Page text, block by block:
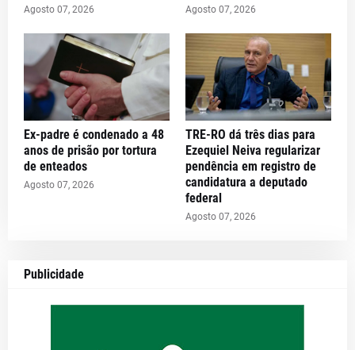
Agosto 07, 2026 Agosto 07, 2026
Ex-padre é condenado a 48
anos de prisão por tortura
de enteados
Agosto 07, 2026
TRE-RO dá três dias para
Ezequiel Neiva regularizar
pendência em registro de
candidatura a deputado
federal
Agosto 07, 2026
Publicidade